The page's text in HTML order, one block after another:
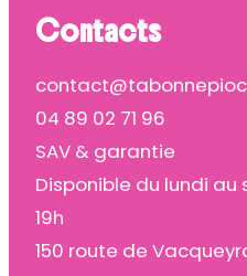
Contacts
04 89 02 71 96
SAV & garantie
Disponible du lundi au
19h
150 route de